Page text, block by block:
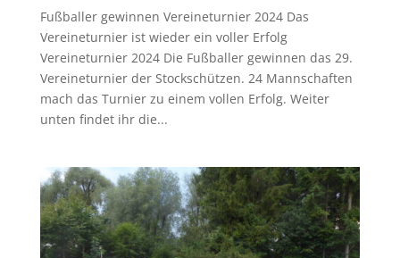
Fußballer gewinnen Vereineturnier 2024 Das
Vereineturnier ist wieder ein voller Erfolg
Vereineturnier 2024 Die Fußballer gewinnen das 29.
Vereineturnier der Stockschützen. 24 Mannschaften
mach das Turnier zu einem vollen Erfolg. Weiter
unten findet ihr die...